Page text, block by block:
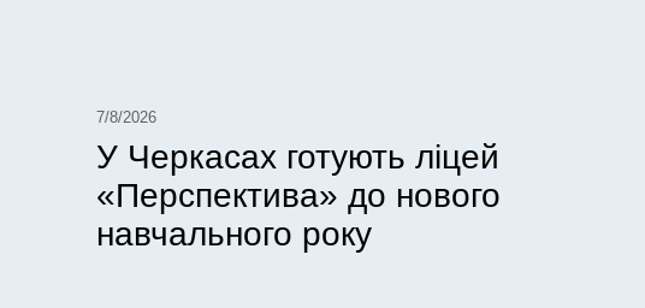
7/8/2026
У Черкасах готують ліцей
«Перспектива» до нового
навчального року